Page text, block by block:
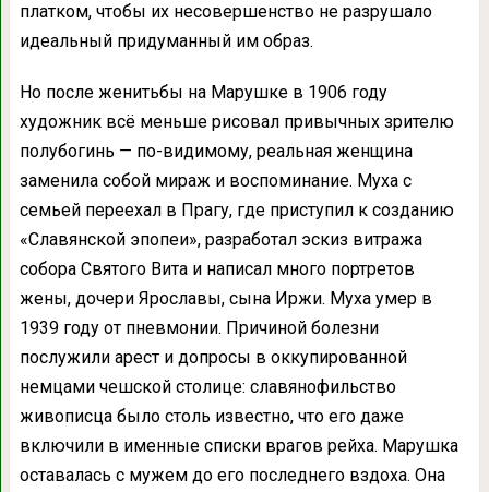
платком, чтобы их несовершенство не разрушало
идеальный придуманный им образ.
Но после женитьбы на Марушке в 1906 году
художник всё меньше рисовал привычных зрителю
полубогинь — по-видимому, реальная женщина
заменила собой мираж и воспоминание. Муха с
семьей переехал в Прагу, где приступил к созданию
«Славянской эпопеи», разработал эскиз витража
собора Святого Вита и написал много портретов
жены, дочери Ярославы, сына Иржи. Муха умер в
1939 году от пневмонии. Причиной болезни
послужили арест и допросы в оккупированной
немцами чешской столице: славянофильство
живописца было столь известно, что его даже
включили в именные списки врагов рейха. Марушка
оставалась с мужем до его последнего вздоха. Она